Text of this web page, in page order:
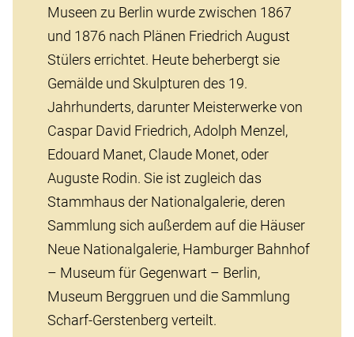
Museen zu Berlin wurde zwischen 1867
und 1876 nach Plänen Friedrich August
Stülers errichtet. Heute beherbergt sie
Gemälde und Skulpturen des 19.
Jahrhunderts, darunter Meisterwerke von
Caspar David Friedrich, Adolph Menzel,
Edouard Manet, Claude Monet, oder
Auguste Rodin. Sie ist zugleich das
Stammhaus der Nationalgalerie, deren
Sammlung sich außerdem auf die Häuser
Neue Nationalgalerie, Hamburger Bahnhof
– Museum für Gegenwart – Berlin,
Museum Berggruen und die Sammlung
Scharf-Gerstenberg verteilt.